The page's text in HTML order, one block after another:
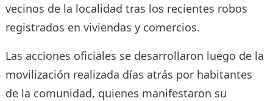
vecinos de la localidad tras los recientes robos
registrados en viviendas y comercios.
Las acciones oficiales se desarrollaron luego de la
movilización realizada días atrás por habitantes
de la comunidad, quienes manifestaron su